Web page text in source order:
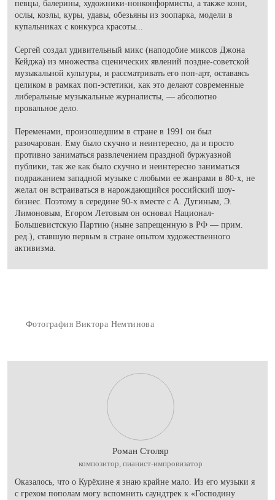
певцы, балерины, художники-нонконформисты, а также кони,
ослы, козлы, куры, удавы, обезьяны из зоопарка, модели в
купальниках с конкурса красоты...
Сергей создал удивительный микс (наподобие миксов Джона
Кейджа) из множества сценических явлений поздне-советской
музыкальной культуры, и рассматривать его поп-арт, оставаясь
целиком в рамках поп-эстетики, как это делают современные
либеральные музыкальные журналисты, — абсолютно
провальное дело.
Переменами, произошедшим в стране в 1991 он был
разочарован. Ему было скучно и неинтересно, да и просто
противно заниматься развлечением праздной буржуазной
публики, так же как было скучно и неинтересно заниматься
подражанием западной музыке с любыми ее жанрами в 80-х, не
желал он встраиваться в нарождающийся российский шоу-
бизнес. Поэтому в середине 90-х вместе с А. Дугиным, Э.
Лимоновым, Егором Летовым он основал Национал-
Большевистскую Партию (ныне запрещенную в РФ — прим.
ред.), ставшую первым в стране опытом художественного
активизма.
Фотография Виктора Немтинова
Роман Столяр
композитор, пианист-импровизатор
Оказалось, что о Курёхине я знаю крайне мало. Из его музыки я
с грехом пополам могу вспомнить саундтрек к «Господину